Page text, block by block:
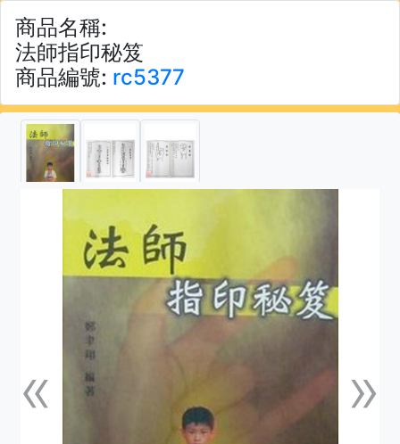
商品名稱:
法師指印秘笈
商品編號: rc5377
«上一張 »下一